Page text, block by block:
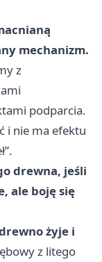
mechanizm.
z
podparcia.
i nie ma efektu
drewna, jeśli
ale boję się
żyje i
z litego